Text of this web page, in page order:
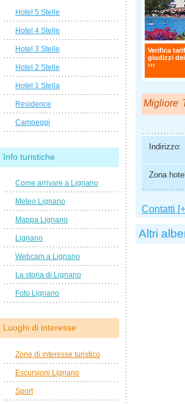
Verifica
giudizzi
›››
Migliore
Indirizzo:
Zona
Contatti
Altri
Hotel 5 Stelle
Hotel 4 Stelle
Hotel 3 Stelle
Hotel 2 Stelle
Hotel 1 Stella
Residence
Campeggi
Info turistiche
Come arrivare a Lignano
Meteo Lignano
Mappa Lignano
Lignano
Webcam a Lignano
La storia di Lignano
Foto Lignano
Luoghi di interesse
Zone di interesse turistico
Escursioni Lignano
Sport